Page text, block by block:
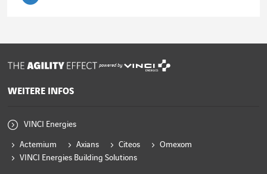
powered by
WEITERE INFOS
VINCI Energies
Actemium Axians Citeos
Omexom
VINCI Energies Building Solutions